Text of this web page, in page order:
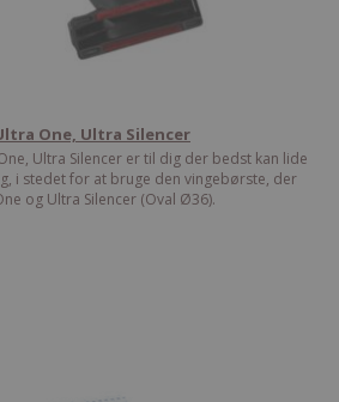
One, Ultra Silencer
Ultra Silencer er til dig der bedst kan lide
i stedet for at bruge den vingebørste, der
og Ultra Silencer (Oval Ø36).